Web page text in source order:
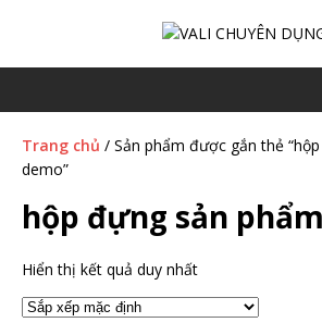
Trang chủ / Sản phẩm được gắn thẻ
demo”
hộp đựng sản
Hiển thị kết quả duy nhất